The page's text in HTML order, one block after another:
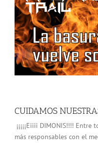
CUIDAMOS
¡¡¡¡¡Eiiii DIMONIS!!!!
más responsables con el